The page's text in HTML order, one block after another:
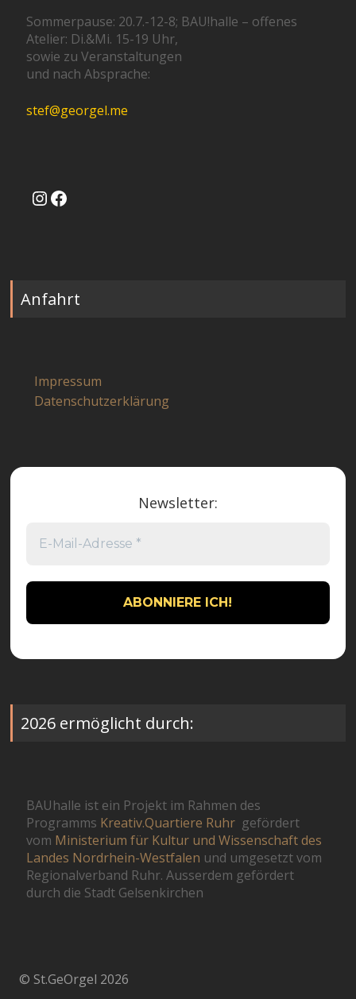
Sommerpause: 20.7.-12-8; BAU!halle – offenes
Atelier: Di.&Mi. 15-19 Uhr,
sowie zu Veranstaltungen
und nach Absprache:
stef@georgel.me
Instagram
Facebook
Anfahrt
Impressum
Datenschutzerklärung
Newsletter:
2026 ermöglicht durch:
BAUhalle ist ein Projekt im Rahmen des
Programms Kreativ.Quartiere Ruhr gefördert
vom Ministerium für Kultur und Wissenschaft des
Landes Nordrhein-Westfalen und umgesetzt vom
Regionalverband Ruhr. Ausserdem gefördert
durch die Stadt Gelsenkirchen
© St.GeOrgel 2026